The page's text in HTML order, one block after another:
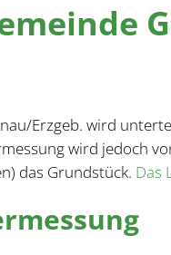
Erzgeb. wird
wird jedoch
das Grundstück. Das